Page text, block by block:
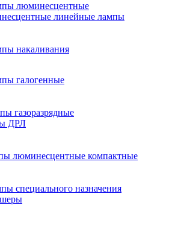
люминесцентные
линейные лампы
накаливания
галогенные
газоразрядные
ДРЛ
люминесцентные компактные
специального назначения